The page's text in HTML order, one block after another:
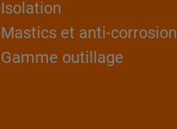
Isolation
Mastics et anti-corrosion
Gamme outillage